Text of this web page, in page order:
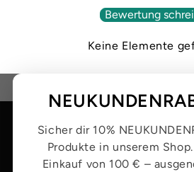
Bewertung
Keine Elemente
Sicher dir 10%
Produkte in unserem
Einkauf von 100 € –
Quick-Links
HOME
Anmeldung
Melden Sie sich bei Ihrem